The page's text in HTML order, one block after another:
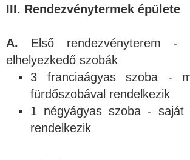
III. Rendezvénytermek épülete
A. Első rendezvényterem -
elhelyezkedő szobák
3 franciaágyas szoba -
fürdőszobával rendelkezik
1 négyágyas szoba - saját
rendelkezik